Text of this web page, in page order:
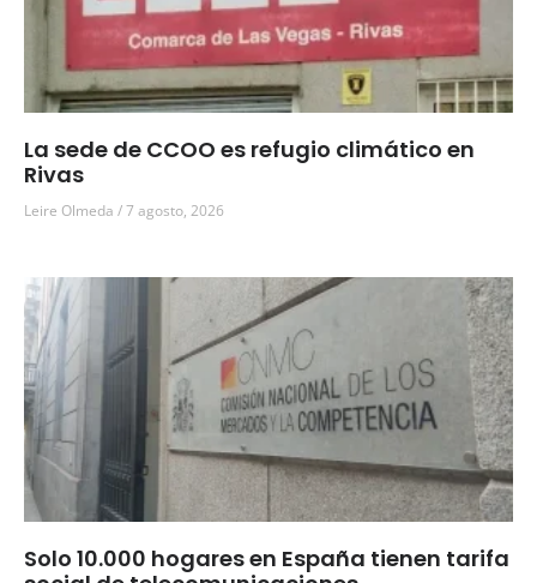
La sede de CCOO es refugio climático en
Rivas
Leire Olmeda 7 agosto, 2026
Solo 10.000 hogares en España tienen tarifa